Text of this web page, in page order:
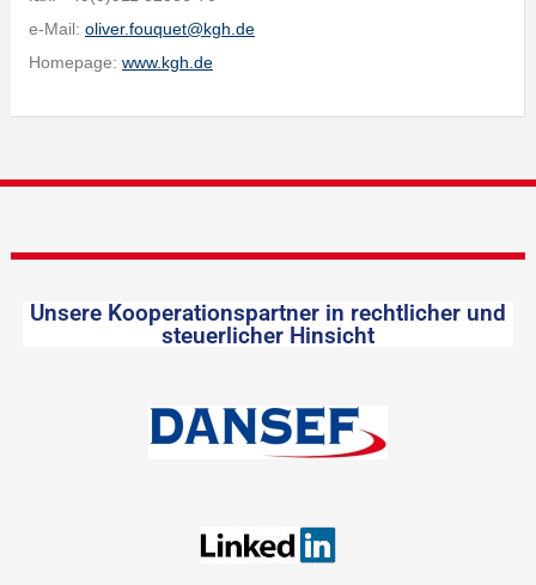
e-Mail: oliver.fouquet@kgh.de
Homepage: www.kgh.de
Unsere Kooperationspartner in rechtlicher und
steuerlicher Hinsicht